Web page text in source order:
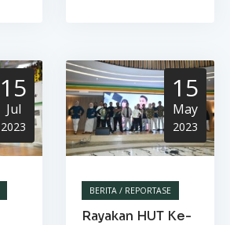
15
Jul
2023
15
May
2023
BERITA / REPORTASE
Rayakan HUT Ke-